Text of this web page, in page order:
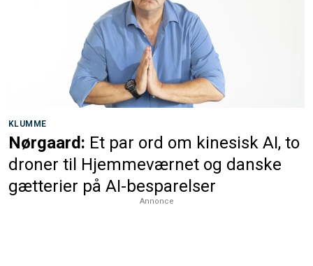
KLUMME
Nørgaard: Et par ord om kinesisk AI, to
droner til Hjemmeværnet og danske
gætterier på AI-besparelser
Annonce